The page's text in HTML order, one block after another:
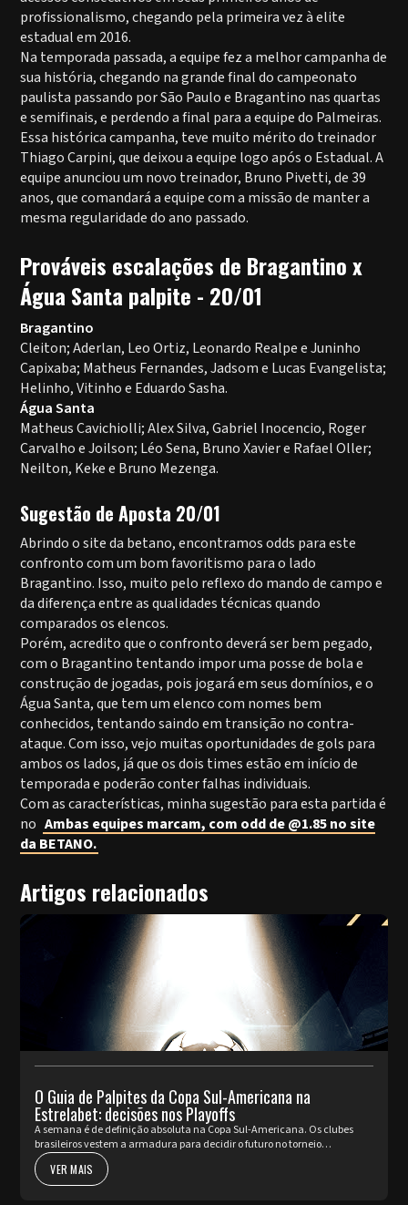
profissionalismo, chegando pela primeira vez à elite
estadual em 2016.
Na temporada passada, a equipe fez a melhor campanha de
sua história, chegando na grande final do campeonato
paulista passando por São Paulo e Bragantino nas quartas
e semifinais, e perdendo a final para a equipe do Palmeiras.
Essa histórica campanha, teve muito mérito do treinador
Thiago Carpini, que deixou a equipe logo após o Estadual. A
equipe anunciou um novo treinador, Bruno Pivetti, de 39
anos, que comandará a equipe com a missão de manter a
mesma regularidade do ano passado.
Prováveis escalações de Bragantino x
Água Santa palpite - 20/01
Bragantino
Cleiton; Aderlan, Leo Ortiz, Leonardo Realpe e Juninho
Capixaba; Matheus Fernandes, Jadsom e Lucas Evangelista;
Helinho, Vitinho e Eduardo Sasha.
Água Santa
Matheus Cavichiolli; Alex Silva, Gabriel Inocencio, Roger
Carvalho e Joilson; Léo Sena, Bruno Xavier e Rafael Oller;
Neilton, Keke e Bruno Mezenga.
Sugestão de Aposta 20/01
Abrindo o site da betano, encontramos odds para este
confronto com um bom favoritismo para o lado
Bragantino. Isso, muito pelo reflexo do mando de campo e
da diferença entre as qualidades técnicas quando
comparados os elencos.
Porém, acredito que o confronto deverá ser bem pegado,
com o Bragantino tentando impor uma posse de bola e
construção de jogadas, pois jogará em seus domínios, e o
Água Santa, que tem um elenco com nomes bem
conhecidos, tentando saindo em transição no contra-
ataque. Com isso, vejo muitas oportunidades de gols para
ambos os lados, já que os dois times estão em início de
temporada e poderão conter falhas individuais.
Com as características, minha sugestão para esta partida é
no Ambas equipes marcam, com odd de @1.85 no site
da BETANO.
Artigos relacionados
O Guia de Palpites da Copa Sul-Americana na
Estrelabet: decisões nos Playoffs
A semana é de definição absoluta na Copa Sul-Americana. Os clubes
brasileiros vestem a armadura para decidir o futuro no torneio
internacional diante da sua torcida, valendo a cobiçada vaga nas oi...
VER MAIS